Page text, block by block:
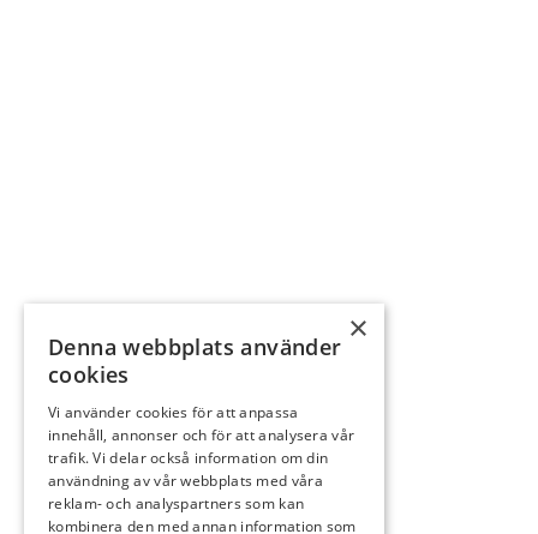
×
Denna webbplats använder
cookies
Vi använder cookies för att anpassa
innehåll, annonser och för att analysera vår
trafik. Vi delar också information om din
användning av vår webbplats med våra
reklam- och analyspartners som kan
kombinera den med annan information som